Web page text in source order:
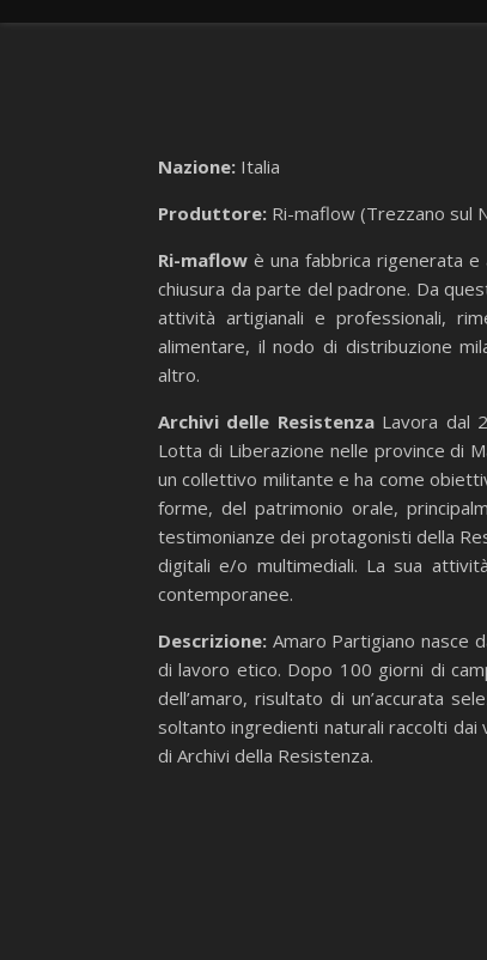
Nazione: Italia
Produttore: Ri-maflow (Trezzano sul
Ri-maflow è una fabbrica rigenerata
chiusura da parte del padrone. Da
attività artigianali e professionali,
alimentare, il nodo di distribuzione
altro.
Archivi delle ResistenzaLavora dal
Lotta di Liberazione nelle province di
un collettivo militante e ha come
forme, del patrimonio orale,
testimonianze dei protagonisti della
digitali e/o multimediali. La sua
contemporanee.
Descrizione: Amaro Partigiano nasce
di lavoro etico. Dopo 100 giorni di
dell’amaro, risultato di un’accurata
soltanto ingredienti naturali raccolti
di Archivi della Resistenza.